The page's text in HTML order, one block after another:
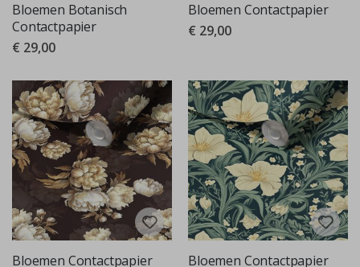
Bloemen Botanisch
Contactpapier
€ 29,00
Bloemen Contactpapier
€ 29,00
Bloemen Contactpapier
Bloemen Contactpapier